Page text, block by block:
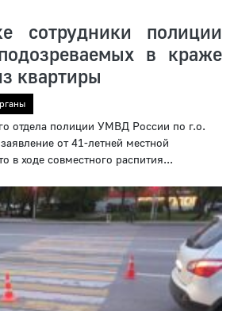
сотрудники полиции
в краже
квартиры
отдела полиции УМВД России по г.о.
от 41-летней местной
в ходе совместного распития...